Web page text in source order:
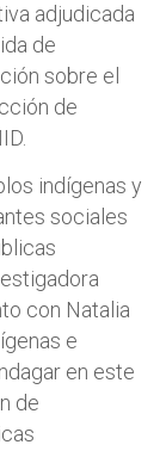
adjudicada
de
sobre el
de
indígenas y
sociales
con Natalia
e
en este
de